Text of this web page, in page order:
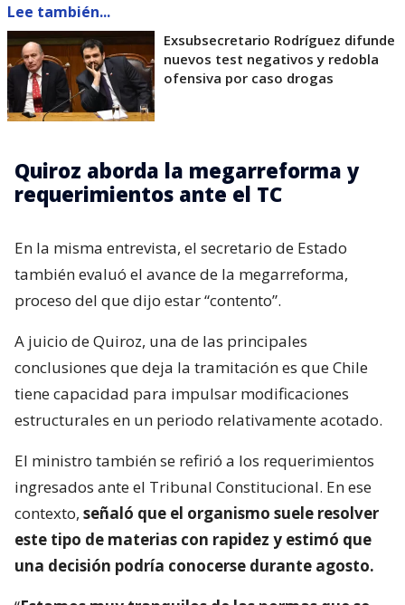
Lee también...
Exsubsecretario Rodríguez difunde
nuevos test negativos y redobla
ofensiva por caso drogas
Quiroz aborda la megarreforma y
requerimientos ante el TC
En la misma entrevista, el secretario de Estado
también evaluó el avance de la megarreforma,
proceso del que dijo estar “contento”.
A juicio de Quiroz, una de las principales
conclusiones que deja la tramitación es que Chile
tiene capacidad para impulsar modificaciones
estructurales en un periodo relativamente acotado.
El ministro también se refirió a los requerimientos
ingresados ante el Tribunal Constitucional. En ese
contexto, señaló que el organismo suele resolver
este tipo de materias con rapidez y estimó que
una decisión podría conocerse durante agosto.